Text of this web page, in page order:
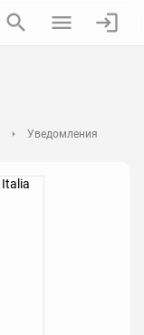
Уведомления